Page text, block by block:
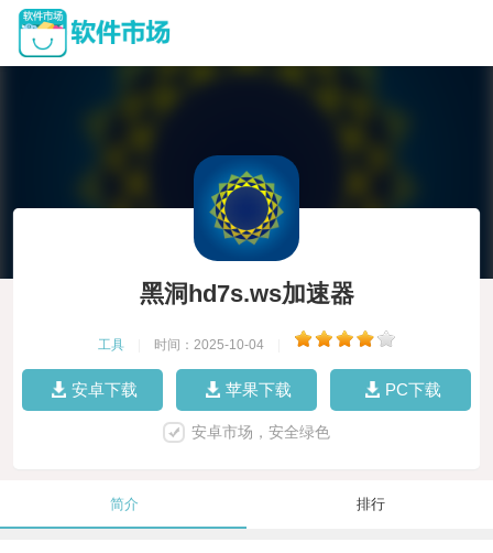
黑洞hd7s.ws加速器
工具 时间：2025-10-04
安卓下载 苹果下载 PC下载
安卓市场，安全绿色
简介 排行